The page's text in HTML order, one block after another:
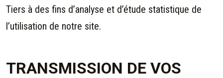
Tiers à des fins d’analyse et d’étude statistique de
l’utilisation de notre site.
TRANSMISSION DE VOS